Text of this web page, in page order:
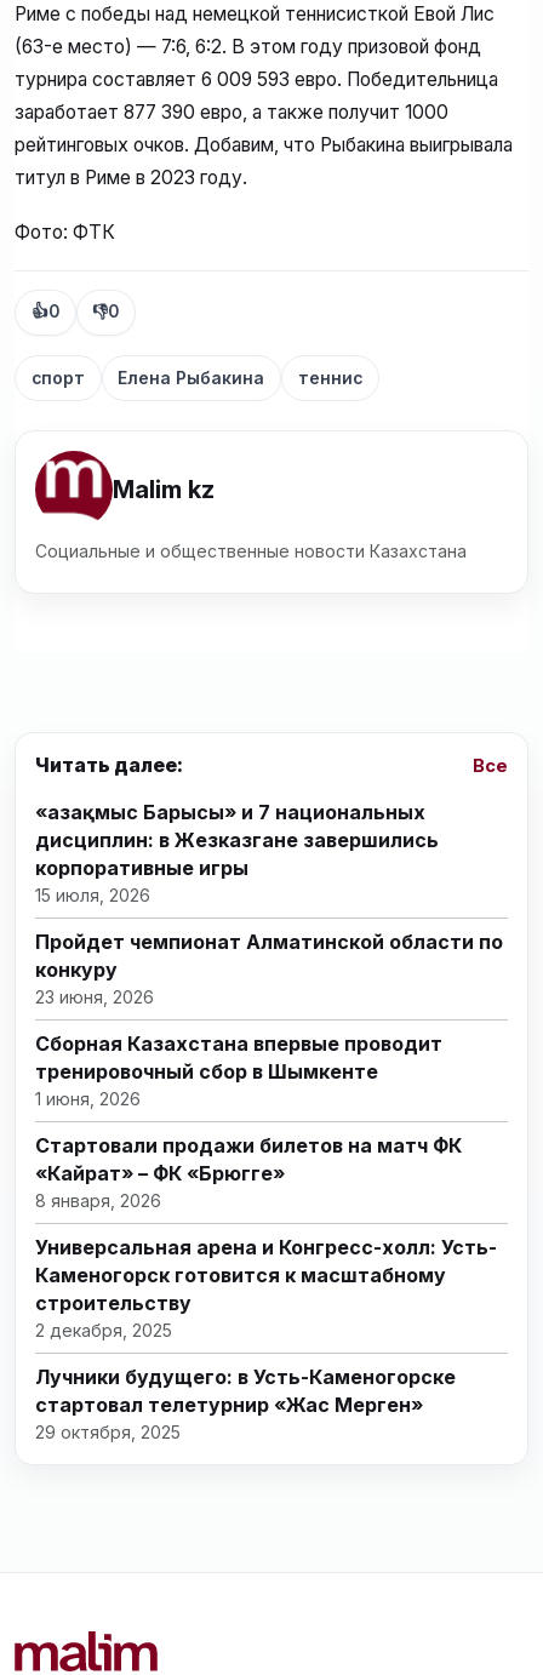
Риме с победы над немецкой теннисисткой Евой Лис
(63-е место) — 7:6, 6:2. В этом году призовой фонд
турнира составляет 6 009 593 евро. Победительница
заработает 877 390 евро, а также получит 1000
рейтинговых очков. Добавим, что Рыбакина выигрывала
титул в Риме в 2023 году.
Фото: ФТК
👍0 👎0
спорт Елена Рыбакина теннис
Malim kz
Социальные и общественные новости Казахстана
Читать далее: Все
«Қазақмыс Барысы» и 7 национальных
дисциплин: в Жезказгане завершились
корпоративные игры
15 июля, 2026
Пройдет чемпионат Алматинской области по
конкуру
23 июня, 2026
Сборная Казахстана впервые проводит
тренировочный сбор в Шымкенте
1 июня, 2026
Стартовали продажи билетов на матч ФК
«Кайрат» – ФК «Брюгге»
8 января, 2026
Универсальная арена и Конгресс-холл: Усть-
Каменогорск готовится к масштабному
строительству
2 декабря, 2025
Лучники будущего: в Усть-Каменогорске
стартовал телетурнир «Жас Мерген»
29 октября, 2025